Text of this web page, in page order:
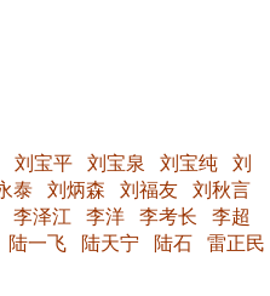
刘宝平 刘宝泉 刘宝纯
刘
泰 刘炳森 刘福友
刘秋言
李泽江 李洋 李考长
李超
陆一飞 陆天宁 陆石
雷正民